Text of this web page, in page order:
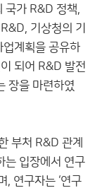
국가 R&D 정책,
기상청의 기
계획을 공유하
되어 R&D 발전
장을 마련하였
부처 R&D 관계
는 입장에서 연구
, 연구자는 ‘연구